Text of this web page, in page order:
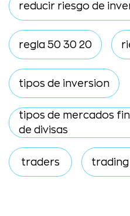
reducir riesgo de
regla 50 30 20
tipos de inversion
tipos de mercados
de divisas
traders